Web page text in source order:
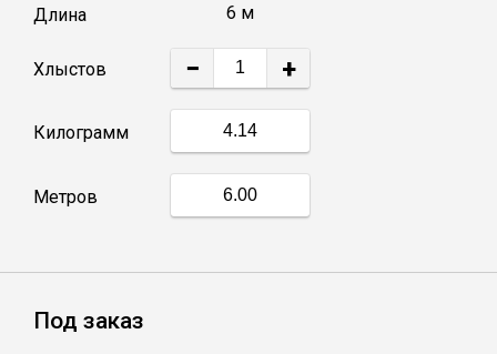
Катанка
Профлист
Винтовые сваи
Длина 6 м
Хлыстов − +
Килограмм
Метров
Под заказ